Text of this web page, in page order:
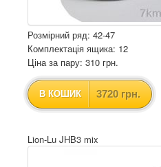
Розмірний ряд: 42-47
Комплектація ящика: 12
Ціна за пару: 310 грн.
В КОШИК 3720 грн.
Lion-Lu JHB3 mix